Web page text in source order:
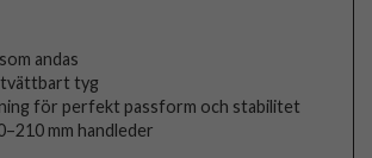
andas
tyg
för perfekt passform och stabilitet
mm handleder